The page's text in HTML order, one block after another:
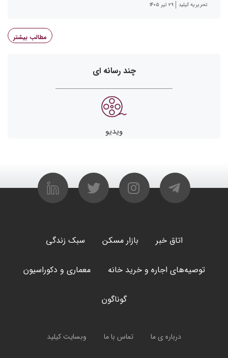
تحریریه کیلید ۲۹ تیر ۱۴۰۵
مطالب بیشتر
چند رسانه ای
ویدیو
اتاق خبر بازار مسکن سبک زندگی
توصیه‌های اجاره و خرید خانه معماری و دکوراسیون
گوناگون
درباره ی ما تماس با ما وبسایت کیلید